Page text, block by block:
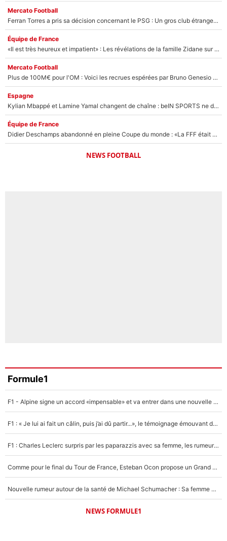
Mercato Football
Ferran Torres a pris sa décision concernant le PSG : Un gros club étranger prêt à relancer le feuilleton pour la signature du champion du monde 2026 !
Équipe de France
«Il est très heureux et impatient» : Les révélations de la famille Zidane sur sa prise de pouvoir en équipe de France !
Mercato Football
Plus de 100M€ pour l'OM : Voici les recrues espérées par Bruno Genesio et Grégory Lorenzi après l’opération dégraissage
Espagne
Kylian Mbappé et Lamine Yamal changent de chaîne : beIN SPORTS ne digère pas cette décision historique et prédit un fiasco pour la Liga
Équipe de France
Didier Deschamps abandonné en pleine Coupe du monde : «La FFF était déjà passée à Zinedine Zidane»
NEWS FOOTBALL
Formule1
F1 - Alpine signe un accord «impensable» et va entrer dans une nouvelle dimension : Grande nouvelle pour Pierre Gasly !
F1 : « Je lui ai fait un câlin, puis j’ai dû partir...», le témoignage émouvant de Max Verstappen sur sa fille
F1 : Charles Leclerc surpris par les paparazzis avec sa femme, les rumeurs étaient vraies !
Comme pour le final du Tour de France, Esteban Ocon propose un Grand Prix de Formule 1 à Paris : «Autour de l’Arc de Triomphe, ce serait génial» !
Nouvelle rumeur autour de la santé de Michael Schumacher : Sa femme Corinna sort du silence
NEWS FORMULE1